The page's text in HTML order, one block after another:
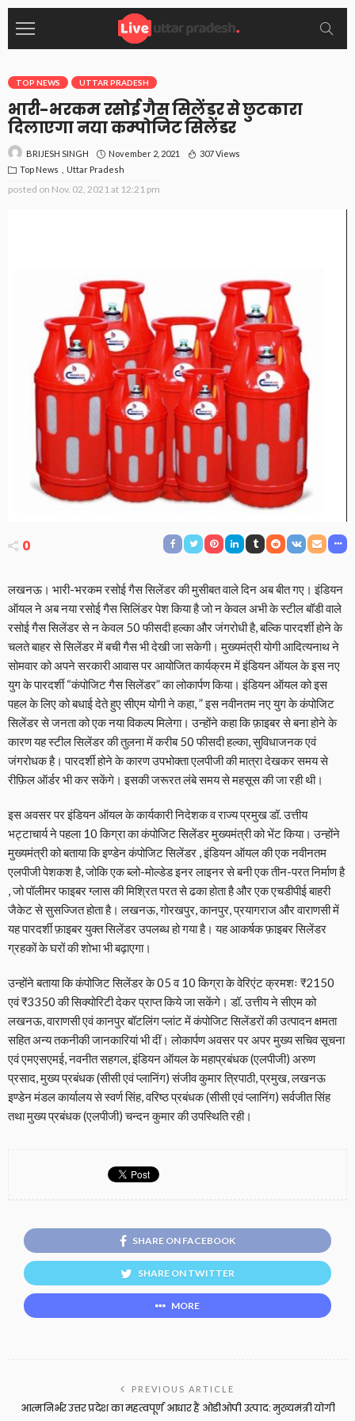
TOP NEWS UTTAR PRADESH
भारी-भरकम रसोई गैस सिलेंडर से छुटकारा
दिलाएगा नया कम्पोजिट सिलेंडर
BRIJESH SINGH November 2, 2021
307 Views
Top News
Uttar Pradesh
posted on Nov. 02, 2021 at 12:21 pm
0
लखनऊ। भारी-भरकम रसोई गैस सिलेंडर की मुसीबत वाले दिन अब बीत गए। इंडियन
ऑयल ने अब नया रसोई गैस सिलिंडर पेश किया है जो न केवल अभी के स्टील बॉडी वाले
रसोई गैस सिलेंडर से न केवल 50 फीसदी हल्का और जंगरोधी है, बल्कि पारदर्शी होने के
चलते बाहर से सिलेंडर में बची गैस भी देखी जा सकेगी। मुख्यमंत्री योगी आदित्यनाथ ने
सोमवार को अपने सरकारी आवास पर आयोजित कार्यक्रम में इंडियन ऑयल के इस नए
युग के पारदर्शी “कंपोजिट गैस सिलेंडर” का लोकार्पण किया। इंडियन ऑयल को इस
पहल के लिए को बधाई देते हुए सीएम योगी ने कहा, ” इस नवीनतम नए युग के कंपोजिट
सिलेंडर से जनता को एक नया विकल्प मिलेगा। उन्होंने कहा कि फ़ाइबर से बना होने के
कारण यह स्टील सिलेंडर की तुलना में करीब 50 फीसदी हल्का, सुविधाजनक एवं
जंगरोधक है। पारदर्शी होने के कारण उपभोक्ता एलपीजी की मात्रा देखकर समय से
रीफ़िल ऑर्डर भी कर सकेंगे। इसकी जरूरत लंबे समय से महसूस की जा रही थी।
इस अवसर पर इंडियन ऑयल के कार्यकारी निदेशक व राज्य प्रमुख डॉ. उत्तीय
भट्टाचार्य ने पहला 10 किग्रा का कंपोजिट सिलेंडर मुख्यमंत्री को भेंट किया। उन्होंने
मुख्यमंत्री को बताया कि इण्डेन कंपोजिट सिलेंडर , इंडियन ऑयल की एक नवीनतम
एलपीजी पेशकश है, जोकि एक ब्लो-मोल्डेड इनर लाइनर से बनी एक तीन-परत निर्माण है
, जो पॉलीमर फाइबर ग्लास की मिश्रित परत से ढका होता है और एक एचडीपीई बाहरी
जैकेट से सुसज्जित होता है। लखनऊ, गोरखपुर, कानपुर, प्रयागराज और वाराणसी में
यह पारदर्शी फ़ाइबर युक्त सिलेंडर उपलब्ध हो गया है। यह आकर्षक फ़ाइबर सिलेंडर
ग्रहकों के घरों की शोभा भी बढ़ाएगा।
उन्होंने बताया कि कंपोजिट सिलेंडर के 05 व 10 किग्रा के वेरिएंट क्रमशः ₹2150
एवं ₹3350 की सिक्योरिटी देकर प्राप्त किये जा सकेंगे। डॉ. उत्तीय ने सीएम को
लखनऊ, वाराणसी एवं कानपुर बॉटलिंग प्लांट में कंपोजिट सिलेंडरों की उत्पादन क्षमता
सहित अन्य तकनीकी जानकारियां भी दीं। लोकार्पण अवसर पर अपर मुख्य सचिव सूचना
एवं एमएसएमई, नवनीत सहगल, इंडियन ऑयल के महाप्रबंधक (एलपीजी) अरुण
प्रसाद, मुख्य प्रबंधक (सीसी एवं प्लानिंग) संजीव कुमार त्रिपाठी, प्रमुख, लखनऊ
इण्डेन मंडल कार्यालय से स्वर्ण सिंह, वरिष्ठ प्रबंधक (सीसी एवं प्लानिंग) सर्वजीत सिंह
तथा मुख्य प्रबंधक (एलपीजी) चन्दन कुमार की उपस्थिति रही।
SHARE ON FACEBOOK
SHARE ON TWITTER
MORE
PREVIOUS ARTICLE
आत्मनिर्भर उत्तर प्रदेश का महत्वपूर्ण आधार हैं ओडीओपी उत्पाद: मुख्यमंत्री योगी